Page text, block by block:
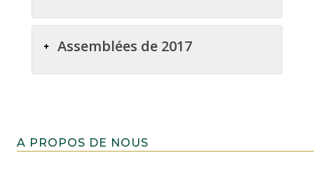
Assemblées de 2017
A PROPOS DE NOUS